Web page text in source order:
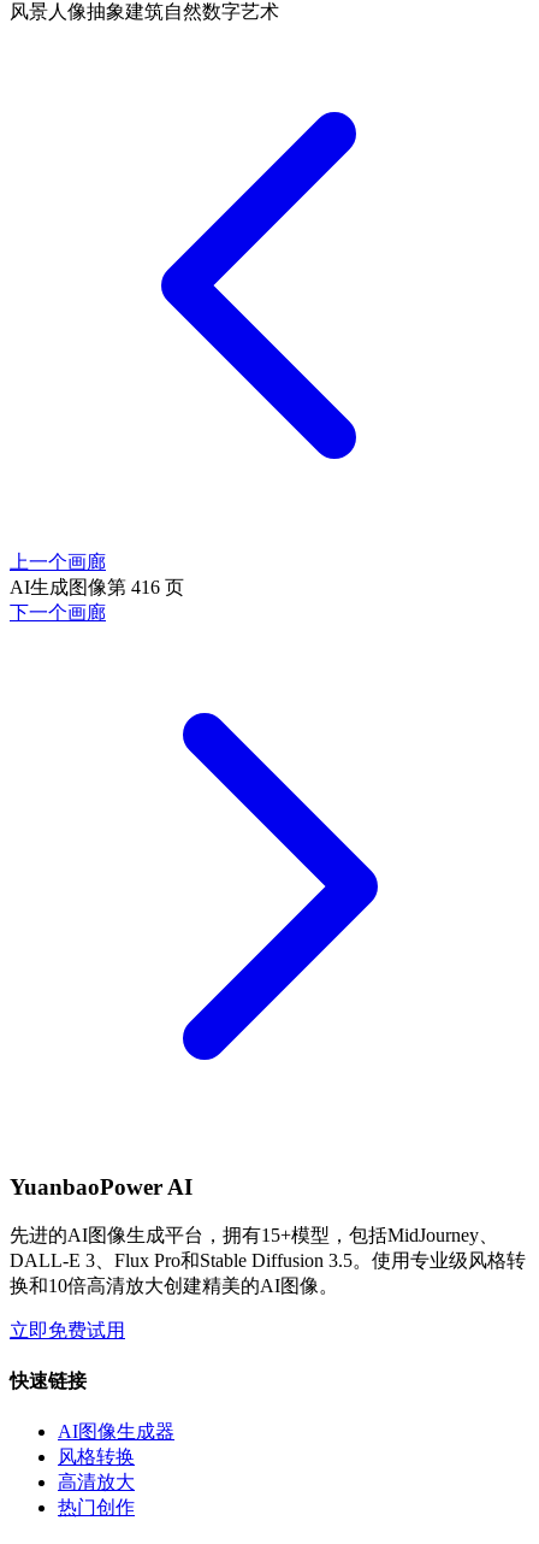
风景人像抽象建筑自然数字艺术
上一个画廊
AI生成图像第 416 页
下一个画廊
YuanbaoPower AI
先进的AI图像生成平台，拥有15+模型，包括MidJourney、
DALL-E 3、Flux Pro和Stable Diffusion 3.5。使用专业级风格转
换和10倍高清放大创建精美的AI图像。
立即免费试用
快速链接
AI图像生成器
风格转换
高清放大
热门创作